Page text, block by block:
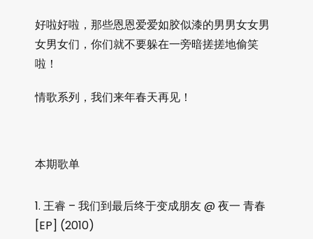
好啦好啦，那些恩恩爱爱如胶似漆的男男女女男
女男女们，你们就不要躲在一旁暗搓搓地偷笑
啦！
情歌系列，我们来年春天再见！
本期歌单
王睿 – 我们到最后终于变成朋友 @ 夜一 青春
[EP] (2010)